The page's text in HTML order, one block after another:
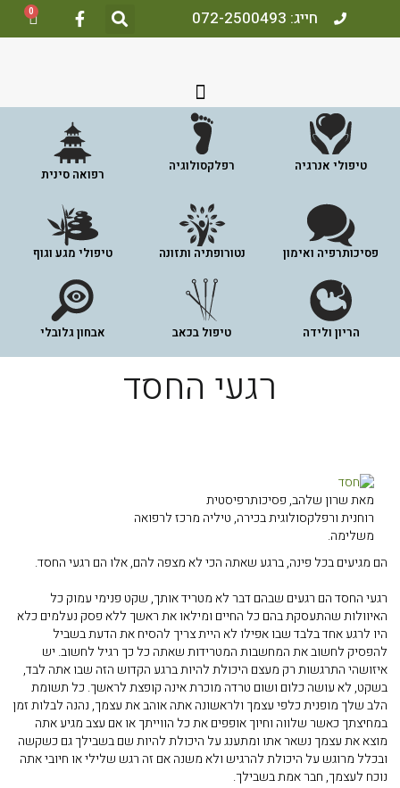
חייג: 072-2500493 0
טיפולי אנרגיה רפלקסולוגיה
רפואה סינית
פסיכותרפיה ואימון נטורופתיה ותזונה טיפולי מגע וגוף
הריון ולידה טיפול בכאב אבחון גלובלי
רגעי החסד
מאת שרון שלהב, פסיכותרפיסטית
רוחנית ורפלקסולוגית בכירה, טיליה מרכז לרפואה
משלימה.
הם מגיעים בכל פינה, ברגע שאתה הכי לא מצפה להם, אלו הם רגעי החסד.
רגעי החסד הם רגעים שבהם דבר לא מטריד אותך, שקט פנימי עמוק כל
האיוולות שהתעסקת בהם כל החיים ומילאו את ראשך ללא פסק נעלמים כלא
היו לרגע אחד בלבד שבו אפילו לא היית צריך להסיח את הדעת בשביל
להפסיק לחשוב את המחשבות המטרידות שאתה כל כך רגיל לחשוב. יש
איזושהי התרגשות רק מעצם היכולת להיות ברגע הקדוש הזה שבו אתה לבד,
בשקט, לא עושה כלום ושום טרדה מוכרת אינה קופצת לראשך. כל תשומת
הלב שלך מופנית כלפי עצמך ולראשונה אתה אוהב את עצמך, נהנה לבלות זמן
במחיצתך כאשר שלווה וחיוך אופפים את כל הווייתך או אם עצב מגיע אתה
מוצא את עצמך נשאר אתו ומתענג על היכולת להיות שם בשבילך גם כשקשה
ובכלל מרוגש על היכולת להרגיש ולא משנה אם זה רגש שלילי או חיובי אתה
נוכח לעצמך, חבר אמת בשבילך.